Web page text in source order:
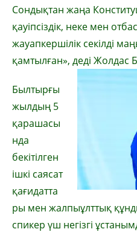
Сондықтан жаңа
қауіпсіздік, неке мен
жауапкершілік секілді
қамтылған», деді Жолдас
Былтырғы
жылдың 5
қарашасы
нда
бекітілген
ішкі саясат
қағидатта
ры мен жалпыұлттық
спикер үш негізгі